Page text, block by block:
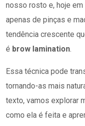
nosso rosto e, hoje
apenas de pinças e
tendência crescente
é brow lamination.
Essa técnica pode
tornando-as mais
texto, vamos explorar
como ela é feita e